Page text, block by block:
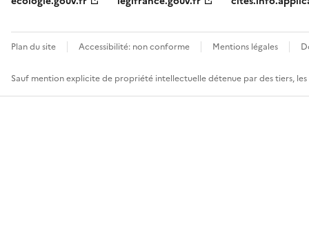
Plan du site Accessibilité: non conforme Mentions légales
Sauf mention explicite de propriété intellectuelle détenue par des tiers,